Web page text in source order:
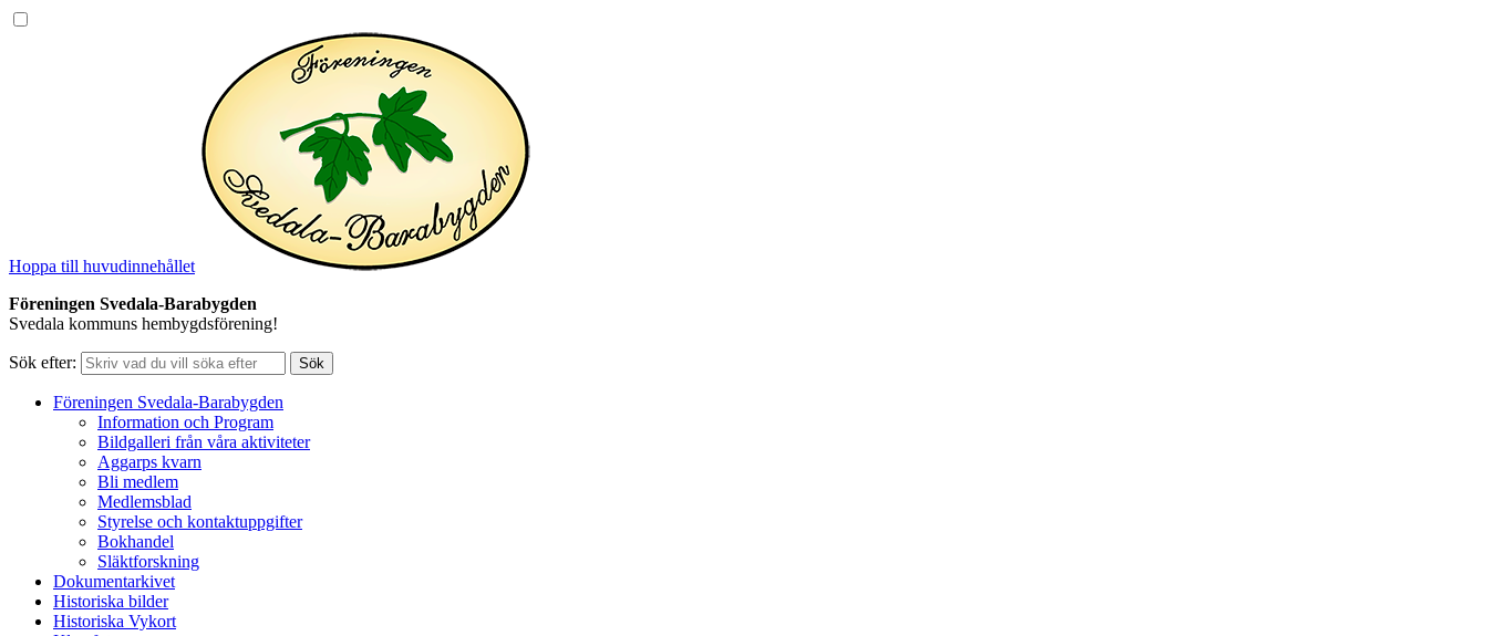
Hoppa till huvudinnehållet
Föreningen Svedala-Barabygden
Svedala kommuns hembygdsförening!
Sök efter:
Föreningen Svedala-Barabygden
Information och Program
Bildgalleri från våra aktiviteter
Aggarps kvarn
Bli medlem
Medlemsblad
Styrelse och kontaktuppgifter
Bokhandel
Släktforskning
Dokumentarkivet
Historiska bilder
Historiska Vykort